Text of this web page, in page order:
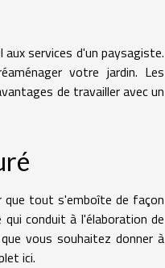
services d'un paysagiste.
votre jardin. Les
de travailler avec un
que tout s'emboîte de façon
conduit à l'élaboration de
vous souhaitez donner à
ici.